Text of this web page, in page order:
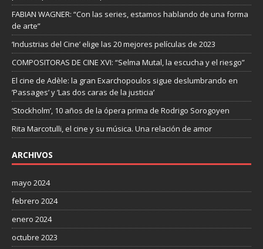
FABIAN WAGNER: “Con las series, estamos hablando de una forma
de arte”
‘Industrias del Cine’ elige las 20 mejores películas de 2023
COMPOSITORAS DE CINE XVI: “Selma Mutal, la escucha y el riesgo”
El cine de Adèle: la gran Exarchopoulos sigue deslumbrando en
’Passages’ y ’Las dos caras de la justicia’
‘Stockholm’, 10 años de la ópera prima de Rodrigo Sorogoyen
Rita Marcotulli, el cine y su música. Una relación de amor
ARCHIVOS
mayo 2024
febrero 2024
enero 2024
octubre 2023